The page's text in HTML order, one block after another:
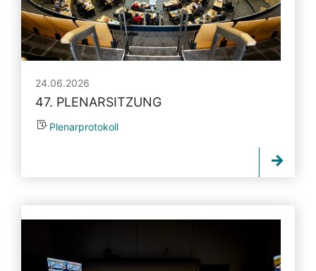
24.06.2026
47. PLENARSITZUNG
Plenarprotokoll